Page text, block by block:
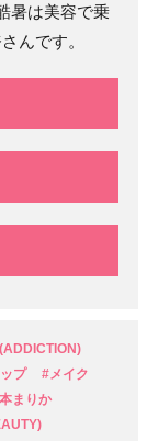
暑は美容で乗
んです。
プ
#メイク
まりか